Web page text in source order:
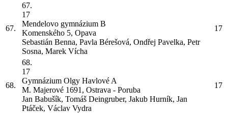
67.
67.
17
Mendelovo gymnázium B
Komenského 5, Opava
Sebastián Benna, Pavla Bérešová, Ondřej Pavelka, Petr
Sosna, Marek Vícha
17
68.
68.
17
Gymnázium Olgy Havlové A
M. Majerové 1691, Ostrava - Poruba
Jan Babušík, Tomáš Deingruber, Jakub Hurník, Jan
Ptáček, Václav Vydra
17